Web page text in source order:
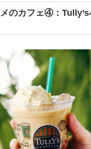
のカフェ④：Tully’s